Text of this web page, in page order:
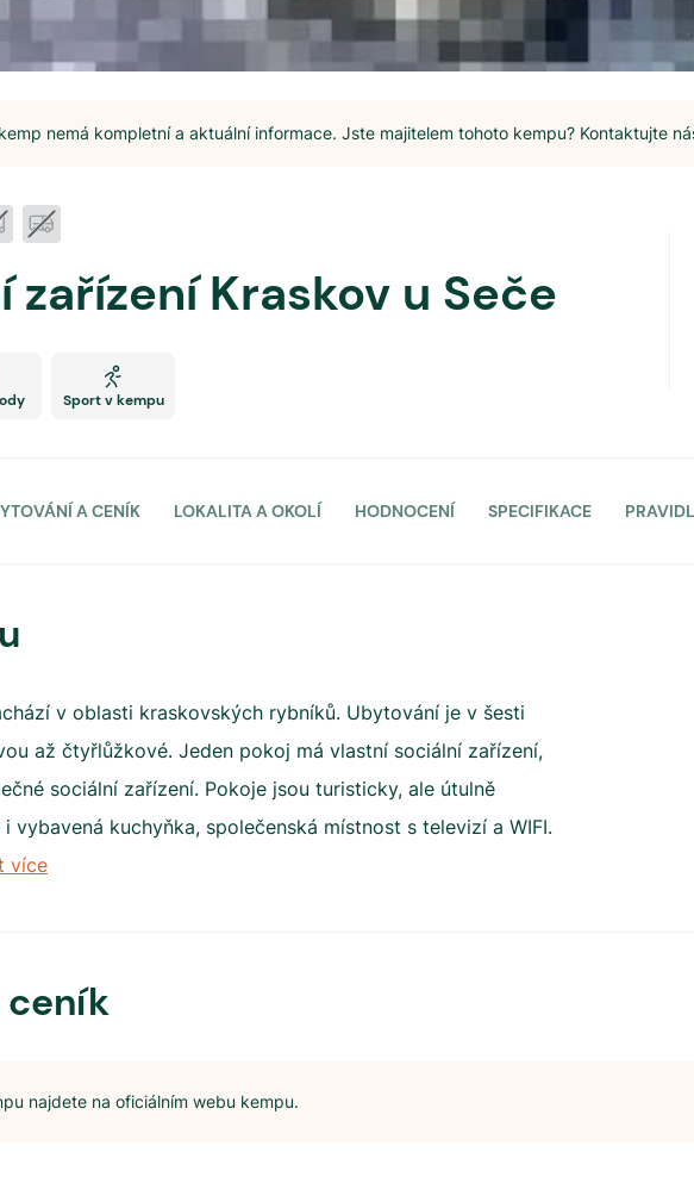
nemá kompletní a aktuální informace. Jste majitelem tohoto kempu? Kontaktujte
zařízení Kraskov u Seče
Sport v kempu
A CENÍK LOKALITA A OKOLÍ HODNOCENÍ SPECIFIKACE
v oblasti kraskovských rybníků. Ubytování je v šesti
až čtyřlůžkové. Jeden pokoj má vlastní sociální zařízení,
sociální zařízení. Pokoje jsou turisticky, ale útulně
vybavená kuchyňka, společenská místnost s televizí a WIFI.
více
ceník
najdete na oficiálním webu kempu.